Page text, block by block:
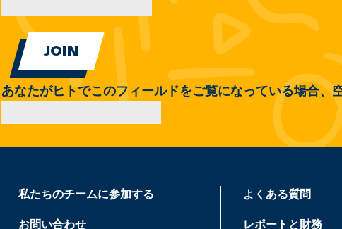
あなたがヒトでこのフィールドをご覧になっている場合、
私たちのチームに参加する
お問い合わせ
よくある質問
レポートと財務